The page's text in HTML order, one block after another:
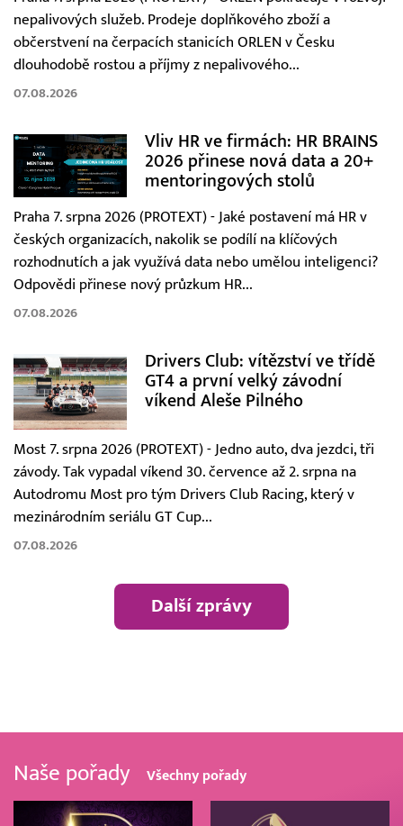
nepalivových služeb. Prodeje doplňkového zboží a
občerstvení na čerpacích stanicích ORLEN v Česku
dlouhodobě rostou a příjmy z nepalivového...
07.08.2026
Vliv HR ve firmách: HR BRAINS
2026 přinese nová data a 20+
mentoringových stolů
Praha 7. srpna 2026 (PROTEXT) - Jaké postavení má HR v
českých organizacích, nakolik se podílí na klíčových
rozhodnutích a jak využívá data nebo umělou inteligenci?
Odpovědi přinese nový průzkum HR...
07.08.2026
Drivers Club: vítězství ve třídě
GT4 a první velký závodní
víkend Aleše Pilného
Most 7. srpna 2026 (PROTEXT) - Jedno auto, dva jezdci, tři
závody. Tak vypadal víkend 30. července až 2. srpna na
Autodromu Most pro tým Drivers Club Racing, který v
mezinárodním seriálu GT Cup...
07.08.2026
Další zprávy
Naše pořady Všechny pořady